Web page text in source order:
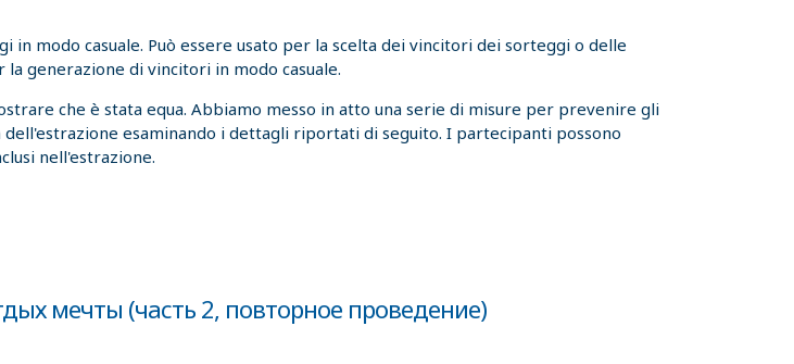
modo casuale. Può essere usato per la scelta dei vincitori dei sorteggi o delle
generazione di vincitori in modo casuale.
che è stata equa. Abbiamo messo in atto una serie di misure per prevenire gli
esaminando i dettagli riportati di seguito. I partecipanti possono
nell'estrazione.
мечты (часть 2, повторное проведение)